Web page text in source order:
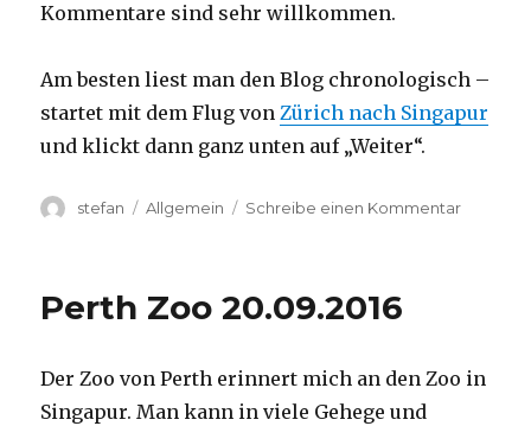
Kommentare sind sehr willkommen.
Am besten liest man den Blog chronologisch –
startet mit dem Flug vonZürich nach Singapur
und klickt dann ganz unten auf „Weiter“.
Autor
stefan Kategorien
Allgemein Schreibe einen Kommentarzu
Perth
Perth Zoo 20.09.2016
Der Zoo von Perth erinnert mich an den Zoo in
Singapur. Man kann in viele Gehege und